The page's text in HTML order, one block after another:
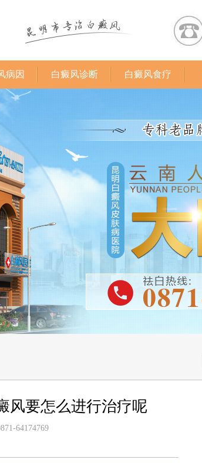
病因 白癜风诊断 白癜风食疗
风要怎么进行治疗呢
64174769